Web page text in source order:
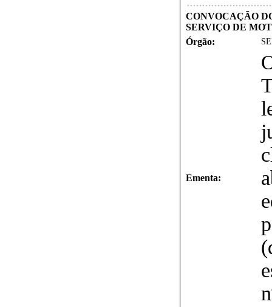
CONVOCAÇÃO
SERVIÇO DE
Órgão:
Ementa: